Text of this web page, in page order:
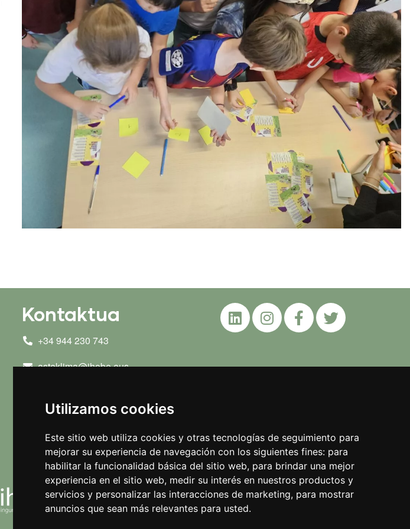
Utilizamos cookies
Este sitio web utiliza cookies y otras tecnologías de seguimiento para
mejorar su experiencia de navegación con los siguientes fines: para
habilitar la funcionalidad básica del sitio web, para brindar una mejor
experiencia en el sitio web, medir su interés en nuestros productos y
servicios y personalizar las interacciones de marketing, para mostrar
anuncios que sean más relevantes para usted.
Kontaktua
+34 944 230 743
asteklima@ihobe.eus